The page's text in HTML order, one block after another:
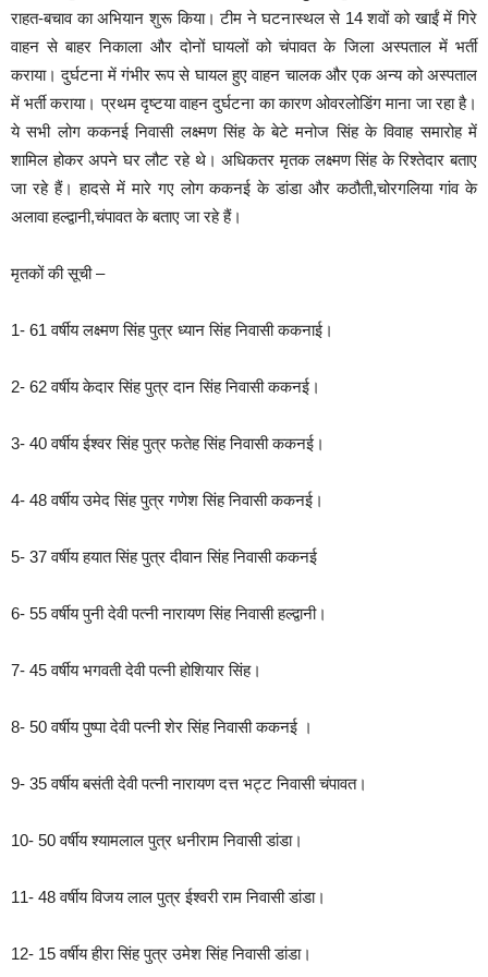
राहत-बचाव का अभियान शुरू किया। टीम ने घटनास्थल से 14 शवों को खाईं में गिरे
वाहन से बाहर निकाला और दोनों घायलों को चंपावत के जिला अस्पताल में भर्ती
कराया। दुर्घटना में गंभीर रूप से घायल हुए वाहन चालक और एक अन्य को अस्पताल
में भर्ती कराया। प्रथम दृष्टया वाहन दुर्घटना का कारण ओवरलोडिंग माना जा रहा है।
ये सभी लोग ककनई निवासी लक्ष्मण सिंह के बेटे मनोज सिंह के विवाह समारोह में
शामिल होकर अपने घर लौट रहे थे। अधिकतर मृतक लक्ष्मण सिंह के रिश्तेदार बताए
जा रहे हैं। हादसे में मारे गए लोग ककनई के डांडा और कठौती,चोरगलिया गांव के
अलावा हल्द्वानी,चंपावत के बताए जा रहे हैं।
मृतकों की सूची –
1- 61 वर्षीय लक्ष्मण सिंह पुत्र ध्यान सिंह निवासी ककनाई।
2- 62 वर्षीय केदार सिंह पुत्र दान सिंह निवासी ककनई।
3- 40 वर्षीय ईश्वर सिंह पुत्र फतेह सिंह निवासी ककनई।
4- 48 वर्षीय उमेद सिंह पुत्र गणेश सिंह निवासी ककनई।
5- 37 वर्षीय हयात सिंह पुत्र दीवान सिंह निवासी ककनई
6- 55 वर्षीय पुनी देवी पत्नी नारायण सिंह निवासी हल्द्वानी।
7- 45 वर्षीय भगवती देवी पत्नी होशियार सिंह।
8- 50 वर्षीय पुष्पा देवी पत्नी शेर सिंह निवासी ककनई ।
9- 35 वर्षीय बसंती देवी पत्नी नारायण दत्त भट्ट निवासी चंपावत।
10- 50 वर्षीय श्यामलाल पुत्र धनीराम निवासी डांडा।
11- 48 वर्षीय विजय लाल पुत्र ईश्वरी राम निवासी डांडा।
12- 15 वर्षीय हीरा सिंह पुत्र उमेश सिंह निवासी डांडा।